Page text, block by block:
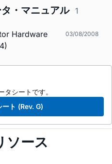
・マニュアル 1
Hardware
03/08/2008
タシートです。
ート (Rev. G)
ソース